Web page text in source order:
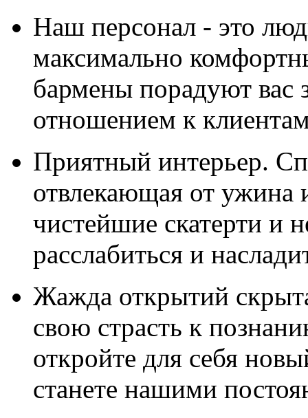
Наш персонал - это
максимально
бармены порадуют вас
отношением к
Приятный интерьер.
отвлекающая от ужина
чистейшие скатерти и
расслабиться и
Жажда открытий
свою страсть к
откройте для себя
станете нашими